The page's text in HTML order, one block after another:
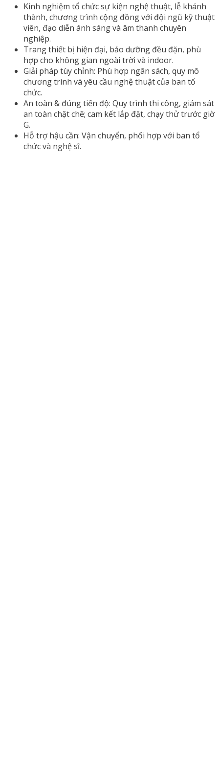
Kinh nghiệm tổ chức sự kiện nghệ thuật, lễ khánh
thành, chương trình cộng đồng với đội ngũ kỹ thuật
viên, đạo diễn ánh sáng và âm thanh chuyên
nghiệp.
Trang thiết bị hiện đại, bảo dưỡng đều đặn, phù
hợp cho không gian ngoài trời và indoor.
Giải pháp tùy chỉnh: Phù hợp ngân sách, quy mô
chương trình và yêu cầu nghệ thuật của ban tổ
chức.
An toàn & đúng tiến độ: Quy trình thi công, giám sát
an toàn chặt chẽ; cam kết lắp đặt, chạy thử trước giờ
G.
Hỗ trợ hậu cần: Vận chuyển, phối hợp với ban tổ
chức và nghệ sĩ.